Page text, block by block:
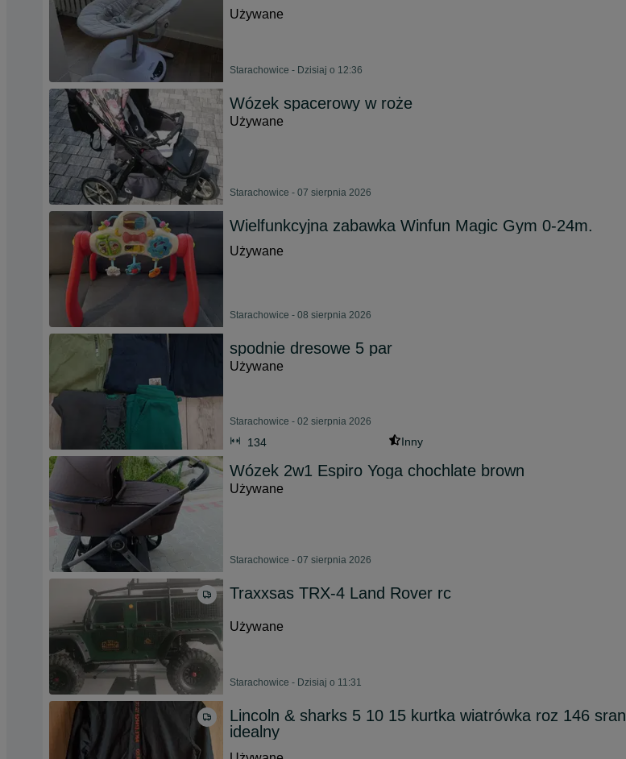
Używane
Starachowice - Dzisiaj o 12:36
Wózek spacerowy w roże
Używane
Starachowice - 07 sierpnia 2026
Wielfunkcyjna zabawka Winfun Magic Gym 0-24m.
Używane
Starachowice - 08 sierpnia 2026
spodnie dresowe 5 par
Używane
Starachowice - 02 sierpnia 2026
134 Inny
Wózek 2w1 Espiro Yoga chochlate brown
Używane
Starachowice - 07 sierpnia 2026
Traxxsas TRX-4 Land Rover rc
Używane
Starachowice - Dzisiaj o 11:31
Lincoln & sharks 5 10 15 kurtka wiatrówka roz 146 sran
idealny